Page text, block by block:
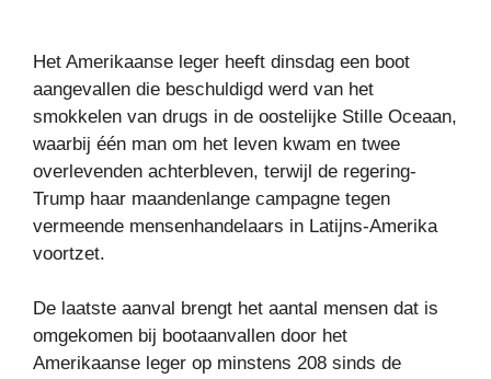
Het Amerikaanse leger heeft dinsdag een boot
aangevallen die beschuldigd werd van het
smokkelen van drugs in de oostelijke Stille Oceaan,
waarbij één man om het leven kwam en twee
overlevenden achterbleven, terwijl de regering-
Trump haar maandenlange campagne tegen
vermeende mensenhandelaars in Latijns-Amerika
voortzet.
De laatste aanval brengt het aantal mensen dat is
omgekomen bij bootaanvallen door het
Amerikaanse leger op minstens 208 sinds de